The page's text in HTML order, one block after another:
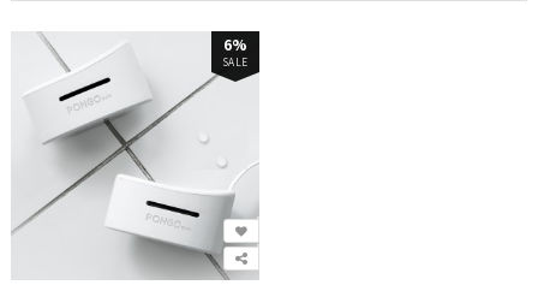
6%
SALE